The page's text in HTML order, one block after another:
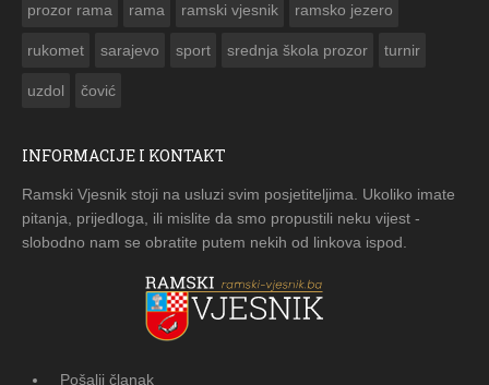
prozor rama rama ramski vjesnik ramsko jezero
rukomet sarajevo sport srednja škola prozor turnir
uzdol čović
INFORMACIJE I KONTAKT
Ramski Vjesnik stoji na usluzi svim posjetiteljima. Ukoliko imate
pitanja, prijedloga, ili mislite da smo propustili neku vijest -
slobodno nam se obratite putem nekih od linkova ispod.
Pošalji članak